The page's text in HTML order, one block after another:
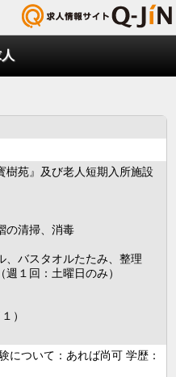
樹苑』及び老人短期入所施設
の清掃、消毒
、バスタオルたたみ、整理
週１回：土曜日のみ）
）
について：あれば尚可 学歴：